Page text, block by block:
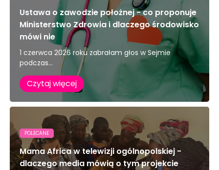
Ustawa o zawodzie położnej - co proponuje
Ministerstwo Zdrowia i dlaczego środowisko
mówi nie
1 czerwca 2026 roku zabrałam głos w Sejmie
podczas...
Czytaj więcej
POLECANE
Mama Africa w telewizji ogólnopolskiej -
dlaczego media mówią o tym projekcie